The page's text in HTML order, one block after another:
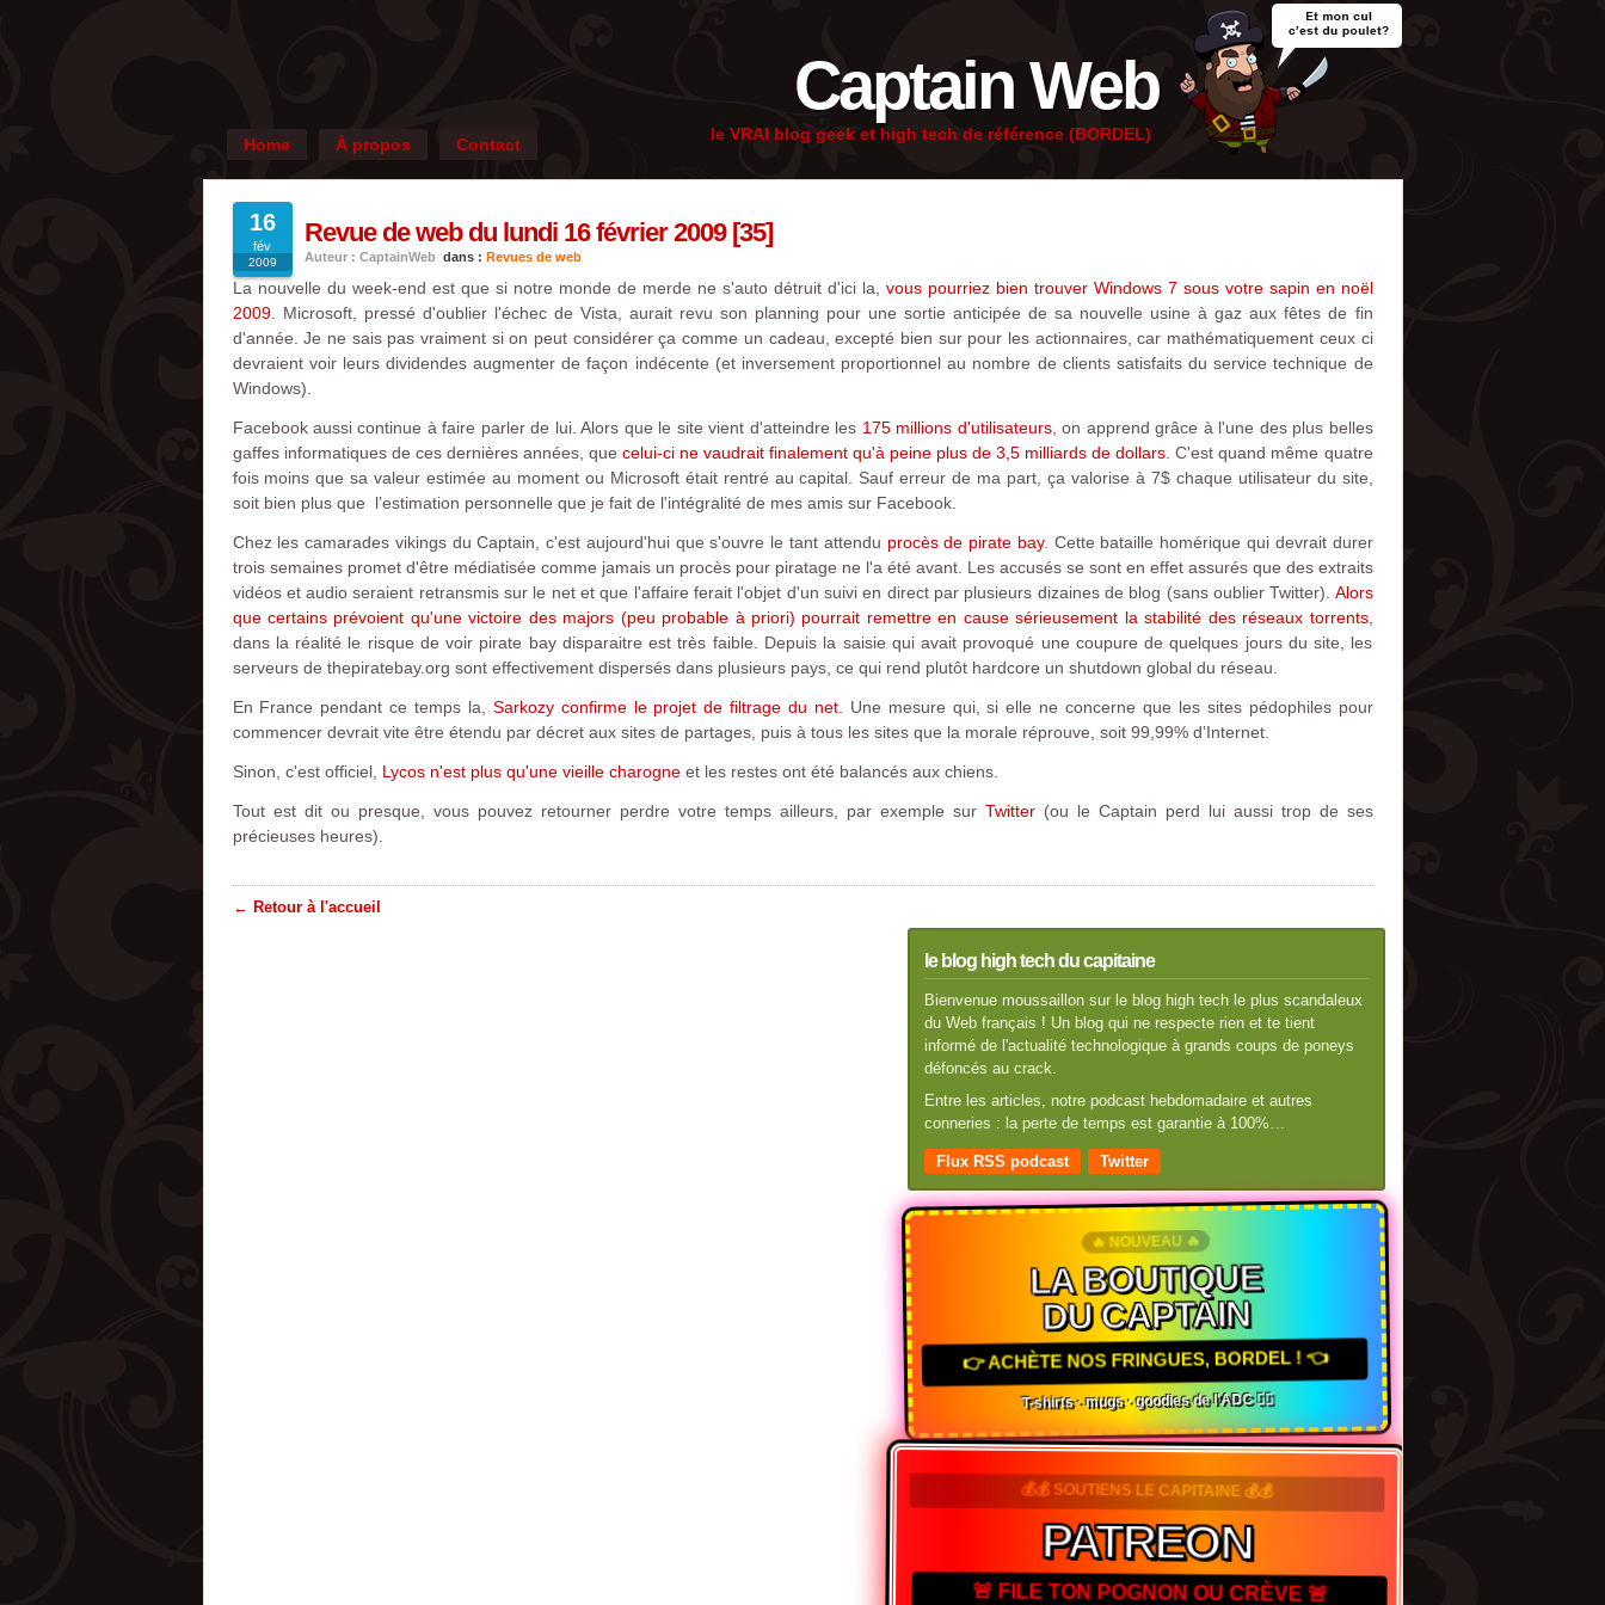
Captain Web
le VRAI blog geek et high tech de référence (BORDEL)
Home À propos Contact
16
fév
2009
Revue de web du lundi 16 février 2009 [35]
Auteur : CaptainWeb dans : Revues de web
La nouvelle du week-end est que si notre monde de merde ne s'auto détruit d'ici la,
vous pourriez bien trouver Windows 7 sous votre sapin en noël
2009. Microsoft, pressé d'oublier l'échec de Vista, aurait revu son planning pour une sortie anticipée de sa nouvelle usine à gaz aux fêtes de fin
d'année. Je ne sais pas vraiment si on peut considérer ça comme un cadeau, excepté bien sur pour les actionnaires, car mathématiquement ceux ci
devraient voir leurs dividendes augmenter de façon indécente (et inversement proportionnel au nombre de clients satisfaits du service technique de
Windows).
Facebook aussi continue à faire parler de lui. Alors que le site vient d'atteindre les 175 millions d'utilisateurs, on apprend grâce à l'une des plus belles
gaffes informatiques de ces dernières années, que celui-ci ne vaudrait finalement qu'à peine plus de 3,5 milliards de dollars . C'est quand même quatre
fois moins que sa valeur estimée au moment ou Microsoft était rentré au capital. Sauf erreur de ma part, ça valorise à 7$ chaque utilisateur du site,
soit bien plus que l’estimation personnelle que je fait de l'intégralité de mes amis sur Facebook.
Chez les camarades vikings du Captain, c'est aujourd'hui que s'ouvre le tant attendu procès de pirate bay. Cette bataille homérique qui devrait durer
trois semaines promet d'être médiatisée comme jamais un procès pour piratage ne l'a été avant. Les accusés se sont en effet assurés que des extraits
vidéos et audio seraient retransmis sur le net et que l'affaire ferait l'objet d'un suivi en direct par plusieurs dizaines de blog (sans oublier Twitter). Alors
que certains prévoient qu'une victoire des majors (peu probable à priori) pourrait remettre en cause sérieusement la stabilité des réseaux torrents,
dans la réalité le risque de voir pirate bay disparaitre est très faible. Depuis la saisie qui avait provoqué une coupure de quelques jours du site, les
serveurs de thepiratebay.org sont effectivement dispersés dans plusieurs pays, ce qui rend plutôt hardcore un shutdown global du réseau.
En France pendant ce temps la, Sarkozy confirme le projet de filtrage du net. Une mesure qui, si elle ne concerne que les sites pédophiles pour
commencer devrait vite être étendu par décret aux sites de partages, puis à tous les sites que la morale réprouve, soit 99,99% d’Internet.
Sinon, c'est officiel, Lycos n'est plus qu'une vieille charogneet les restes ont été balancés aux chiens.
Tout est dit ou presque, vous pouvez retourner perdre votre temps ailleurs, par exemple sur Twitter(ou le Captain perd lui aussi trop de ses
précieuses heures).
← Retour à l'accueil
le blog high tech du capitaine
Bienvenue moussaillon sur le blog high tech le plus scandaleux
du Web français ! Un blog qui ne respecte rien et te tient
informé de l'actualité technologique à grands coups de poneys
défoncés au crack.
Entre les articles, notre podcast hebdomadaire et autres
conneries : la perte de temps est garantie à 100%…
Flux RSS podcast Twitter
🔥 NOUVEAU 🔥
LA BOUTIQUE
DU CAPTAIN
👉 ACHÈTE NOS FRINGUES, BORDEL ! 👈
T-shirts · mugs · goodies de l'ADC 🏴‍☠️
💰💰 SOUTIENS LE CAPITAINE 💰💰
PATREON
🚨 FILE TON POGNON OU CRÈVE 🚨